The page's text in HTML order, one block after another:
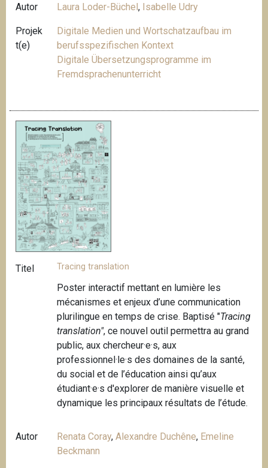
Autor Laura Loder-Büchel, Isabelle Udry
Projek
t(e)
Digitale Medien und Wortschatzaufbau im
berufsspezifischen Kontext
Digitale Übersetzungsprogramme im
Fremdsprachenunterricht
Titel Tracing translation
Poster interactif mettant en lumière les
mécanismes et enjeux d’une communication
plurilingue en temps de crise. Baptisé "Tracing
translation", ce nouvel outil permettra au grand
public, aux chercheur·e·s, aux
professionnel·le·s des domaines de la santé,
du social et de l’éducation ainsi qu’aux
étudiant·e·s d'explorer de manière visuelle et
dynamique les principaux résultats de l’étude.
Autor Renata Coray,Alexandre Duchêne, Emeline
Beckmann